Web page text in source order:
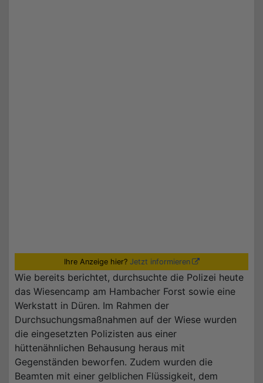
Ihre Anzeige hier? Jetzt informieren
Wie bereits berichtet, durchsuchte die Polizei heute
das Wiesencamp am Hambacher Forst sowie eine
Werkstatt in Düren. Im Rahmen der
Durchsuchungsmaßnahmen auf der Wiese wurden
die eingesetzten Polizisten aus einer
hüttenähnlichen Behausung heraus mit
Gegenständen beworfen. Zudem wurden die
Beamten mit einer gelblichen Flüssigkeit, dem